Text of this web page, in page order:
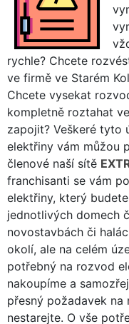
rychle? Chcete
ve firmě ve Starém
Chcete vysekat
kompletně roztahat
zapojit? Veškeré tyto
elektřiny vám můžou
členové naší sítě
franchisanti se vám
elektřiny, který
jednotlivých domech
novostavbách či
okolí, ale na celém
potřebný na rozvod
nakoupíme a
přesný požadavek
nestarejte. O vše